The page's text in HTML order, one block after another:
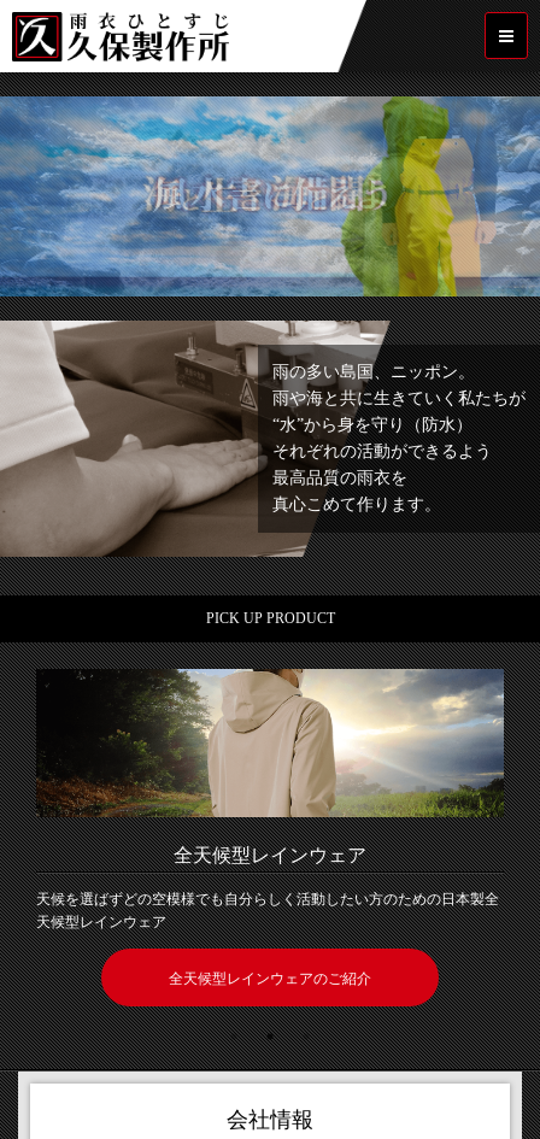
雨の多い島国、ニッポン。
雨や海と共に生きていく私たちが
“水”から身を守り（防水）
それぞれの活動ができるよう
最高品質の雨衣を
真心こめて作ります。
PICK UP PRODUCT
全天候型レインウェア
天候を選ばずどの空模様でも自分らしく活動したい方のための日本製全
天候型レインウェア
全天候型レインウェアのご紹介
会社情報